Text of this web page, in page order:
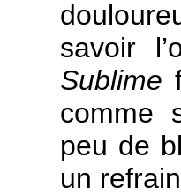
savoir
Sublime
comme
peu de
un